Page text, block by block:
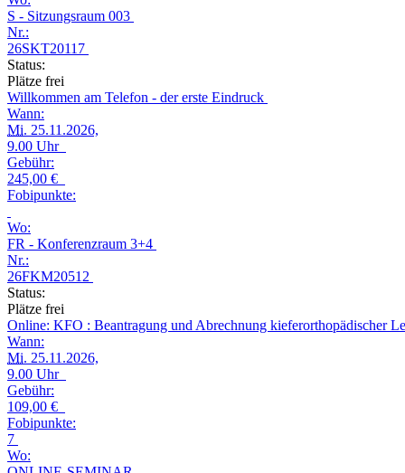
S - Sitzungsraum 003
Nr.:
26SKT20117
Status:
Plätze frei
Willkommen am Telefon - der erste Eindruck
Wann:
Mi. 25.11.2026,
9.00 Uhr
Gebühr:
245,00 €
Fobipunkte:
Wo:
FR - Konferenzraum 3+4
Nr.:
26FKM20512
Status:
Plätze frei
Online: KFO : Beantragung und Abrechnung kieferorthopädischer
Wann:
Mi. 25.11.2026,
9.00 Uhr
Gebühr:
109,00 €
Fobipunkte:
7
Wo: